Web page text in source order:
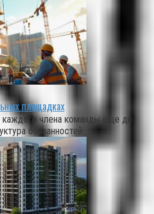
площадках
каждого члена команды еще до
обязанностей